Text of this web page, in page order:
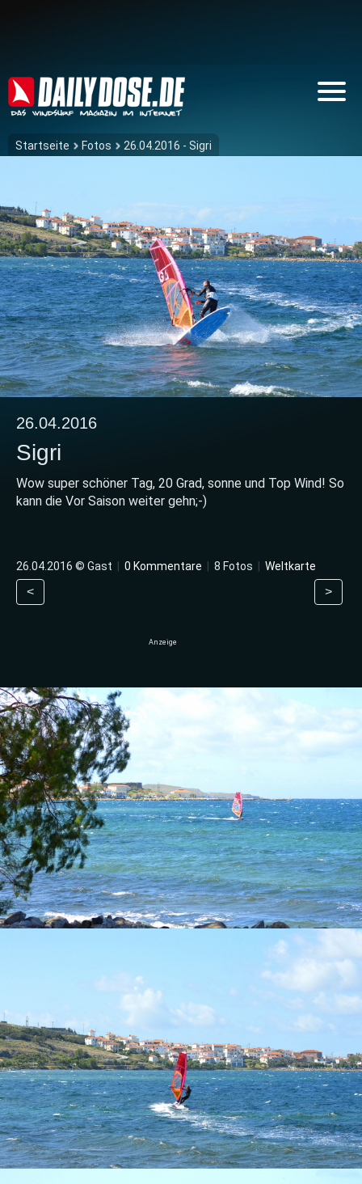
Startseite Fotos 26.04.2016 - Sigri
26.04.2016
Sigri
Wow super schöner Tag, 20 Grad, sonne und Top Wind! So
kann die Vor Saison weiter gehn;-)
26.04.2016 © Gast 0 Kommentare 8 Fotos Weltkarte
< >